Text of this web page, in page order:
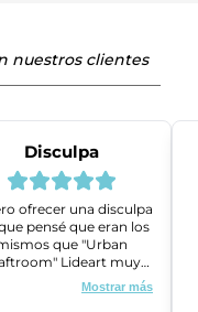
nuestros clientes
Disculpa
ofrecer una disculpa
pensé que eran los
que "Urban
Lideart muy
me ayudaron a
un problema que
Mostrar más